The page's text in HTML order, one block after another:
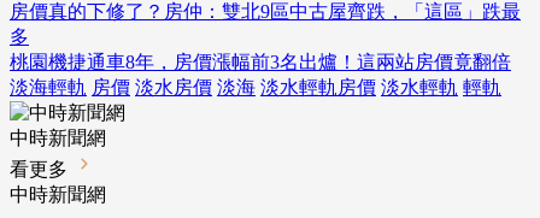
房價真的下修了？房仲：雙北9區中古屋齊跌，「這區」跌最
多
桃園機捷通車8年，房價漲幅前3名出爐！這兩站房價竟翻倍
淡海輕軌 房價 淡水房價 淡海 淡水輕軌房價 淡水輕軌 輕軌
中時新聞網
看更多
中時新聞網